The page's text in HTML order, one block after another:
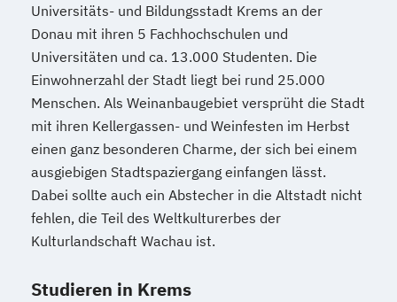
Universitäts- und Bildungsstadt Krems an der
Donau mit ihren 5 Fachhochschulen und
Universitäten und ca. 13.000 Studenten. Die
Einwohnerzahl der Stadt liegt bei rund 25.000
Menschen. Als Weinanbaugebiet versprüht die Stadt
mit ihren Kellergassen- und Weinfesten im Herbst
einen ganz besonderen Charme, der sich bei einem
ausgiebigen Stadtspaziergang einfangen lässt.
Dabei sollte auch ein Abstecher in die Altstadt nicht
fehlen, die Teil des Weltkulturerbes der
Kulturlandschaft Wachau ist.
Studieren in Krems